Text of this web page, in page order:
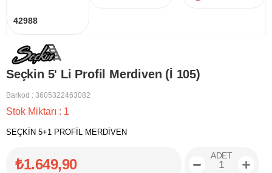
42988
Seçkin 5' Li Profil Merdiven (İ 105)
Barkod : 3605322463082
Stok Miktarı : 1
SEÇKİN 5+1 PROFİL MERDİVEN
₺1.649,90
ADET